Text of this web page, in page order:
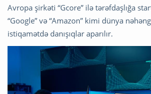
Avropa şirkəti “Gcore” ilə tərəfdaşlığa
“Google” və “Amazon” kimi dünya
istiqamətdə danışıqlar aparılır.